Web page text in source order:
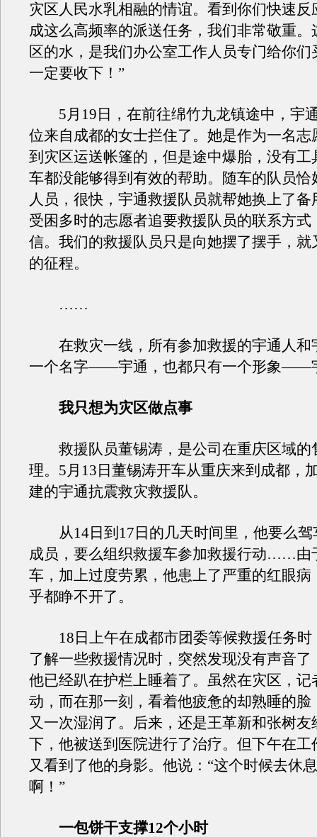
灾区人民水乳相融的情谊。看到你们快速反
成这么高频率的派送任务，我们非常敬重。
区的水，是我们办公室工作人员专门给你们
一定要收下！”
5月19日，在前往绵竹九龙镇途中，宇
位来自成都的女士拦住了。她是作为一名志
到灾区运送帐篷的，但是途中爆胎，没有工
车都没能够得到有效的帮助。随车的队员恰
人员，很快，宇通救援队员就帮她换上了备
受困多时的志愿者追要救援队员的联系方式
信。我们的救援队员只是向她摆了摆手，就
的征程。
……
在救灾一线，所有参加救援的宇通人和
一个名字——宇通，也都只有一个形象——
我只想为灾区做点事
救援队员董锡涛，是公司在重庆区域的
理。5月13日董锡涛开车从重庆来到成都，
建的宇通抗震救灾救援队。
从14日到17日的几天时间里，他要么驾
成员，要么组织救援车参加救援行动……由
车，加上过度劳累，他患上了严重的红眼病
乎都睁不开了。
18日上午在成都市团委等候救援任务时
了解一些救援情况时，突然发现没有声音了
他已经趴在护栏上睡着了。虽然在灾区，记
动，而在那一刻，看着他疲惫的却熟睡的脸
又一次湿润了。后来，还是王革新和张树友
下，他被送到医院进行了治疗。但下午在工
又看到了他的身影。他说：“这个时候去休
啊！”
一包饼干支撑12个小时